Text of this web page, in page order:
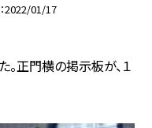
2022/01/17
。正門横の掲示板が、１